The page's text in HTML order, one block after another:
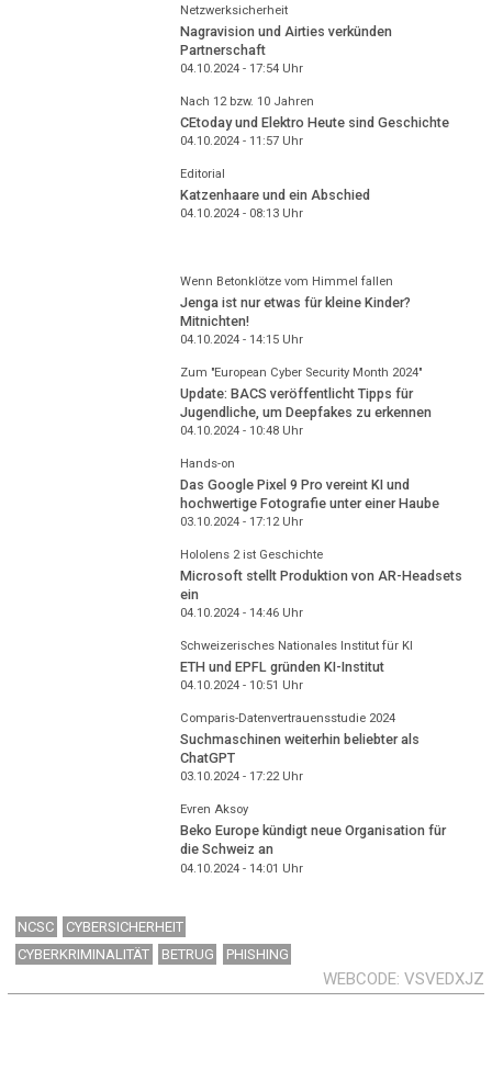
Netzwerksicherheit
Nagravision und Airties verkünden
Partnerschaft
04.10.2024 - 17:54Uhr
Nach 12 bzw. 10 Jahren
CEtoday und Elektro Heute sind Geschichte
04.10.2024 - 11:57Uhr
Editorial
Katzenhaare und ein Abschied
04.10.2024 - 08:13Uhr
Wenn Betonklötze vom Himmel fallen
Jenga ist nur etwas für kleine Kinder?
Mitnichten!
04.10.2024 - 14:15Uhr
Zum "European Cyber Security Month 2024"
Update: BACS veröffentlicht Tipps für
Jugendliche, um Deepfakes zu erkennen
04.10.2024 - 10:48Uhr
Hands-on
Das Google Pixel 9 Pro vereint KI und
hochwertige Fotografie unter einer Haube
03.10.2024 - 17:12Uhr
Hololens 2 ist Geschichte
Microsoft stellt Produktion von AR-Headsets
ein
04.10.2024 - 14:46Uhr
Schweizerisches Nationales Institut für KI
ETH und EPFL gründen KI-Institut
04.10.2024 - 10:51 Uhr
Comparis-Datenvertrauensstudie 2024
Suchmaschinen weiterhin beliebter als
ChatGPT
03.10.2024 - 17:22Uhr
Evren Aksoy
Beko Europe kündigt neue Organisation für
die Schweiz an
04.10.2024 - 14:01 Uhr
NCSC
CYBERSICHERHEIT
CYBERKRIMINALITÄT
BETRUG PHISHING
WEBCODE VSVEDXJZ